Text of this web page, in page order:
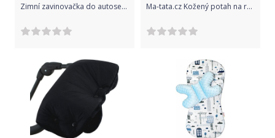
Zimní zavinovačka do autosedačky Dětský svět Lama/bavlna šedá Ma-tata.cz Kožený potah na rukojeť kočárku - rodič Značka kočárku: Valco Snap 4, Barva: černá, Model kočárku: Snap 4